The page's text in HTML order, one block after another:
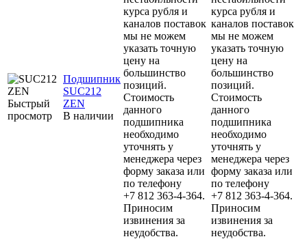
Быстрый
просмотр
Подшипник
SUC212
ZEN
В наличии
курса рубля и
каналов поставок
мы не можем
указать точную
цену на
большинство
позиций.
Стоимость
данного
подшипника
необходимо
уточнять у
менеджера через
форму заказа или
по телефону
+7 812 363-4-364.
Приносим
извинения за
неудобства.
курса рубля и
каналов поставок
мы не можем
указать точную
цену на
большинство
позиций.
Стоимость
данного
подшипника
необходимо
уточнять у
менеджера через
форму заказа или
по телефону
+7 812 363-4-364.
Приносим
извинения за
неудобства.